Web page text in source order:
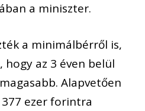
a miniszter.
a minimálbérről is,
az 3 éven belül
Alapvetően
ezer forintra